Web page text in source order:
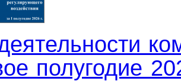
полугодие